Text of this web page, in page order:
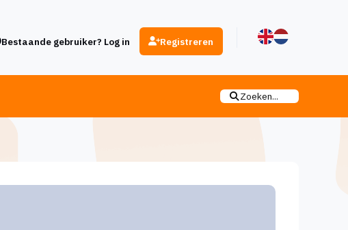
Bestaande gebruiker? Log in Registreren
Zoeken...